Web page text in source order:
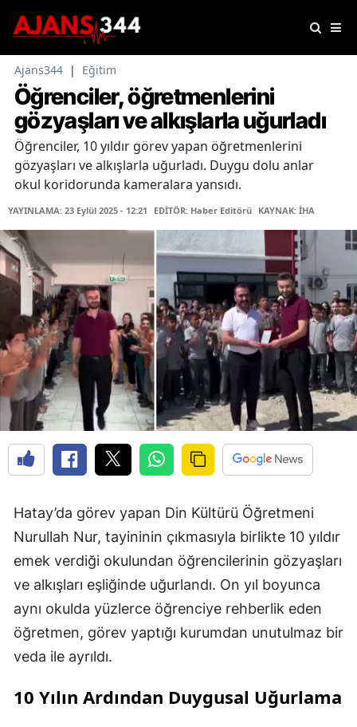
Ajans344 | Eğitim
Öğrenciler, öğretmenlerini
gözyaşları ve alkışlarla uğurladı
Öğrenciler, 10 yıldır görev yapan öğretmenlerini
gözyaşları ve alkışlarla uğurladı. Duygu dolu anlar
okul koridorunda kameralara yansıdı.
YAYINLAMA: 23 Eylül 2025 - 12:21 EDİTÖR: Haber Editörü KAYNAK: İHA
Hatay’da görev yapan Din Kültürü Öğretmeni
Nurullah Nur, tayininin çıkmasıyla birlikte 10 yıldır
emek verdiği okulundan öğrencilerinin gözyaşları
ve alkışları eşliğinde uğurlandı. On yıl boyunca
aynı okulda yüzlerce öğrenciye rehberlik eden
öğretmen, görev yaptığı kurumdan unutulmaz bir
veda ile ayrıldı.
10 Yılın Ardından Duygusal Uğurlama